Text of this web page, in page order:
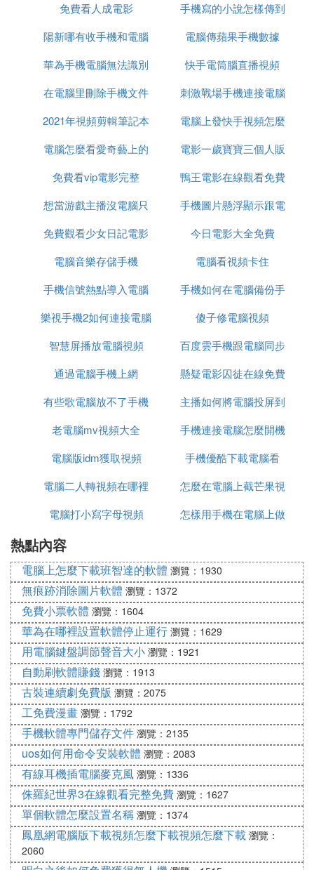
1、wifi熱點共享網路方式
這是最普遍的方式，當然有一個前提，就是需要共享
的wifi熱點，這時手機就好比一台無線路由器，電腦
也好，平板也罷，或者別人的手機，都能通過這個wif
2、USB共享網路方式
這種方式可能程序員知道和使用的要多一些，就是用
USB把手機和電腦連起來，就像通過電腦從手機拷相
然後進入手機的設置界面，一般還是在手機wifi熱點
設置的那個地方，會多出一個USB共享網路的選項，
開啟它，電腦就會立刻識別到一個USB網路設備並自
動創建對應網路，切換到這個網路，電腦此後的網路
流量，走的就是手機網路了。USB網速非常的快，能
如果電腦有藍牙，和手機配好對後，電腦也是可以通
過藍牙連接使用手機網路的，但是速度很慢。料看看
一類的，就不建議了。
注意事項：
1、在商場、賓館、車站等場物戚所，如果接入並螞
指無線網路盡量不要傳遞含有個人隱私、重要數據、
數據業務，也就是常說的流量。
2、慎用未知來源的免費開放無線網路，現在好多不
法人員就是利用這個獲取用戶信息。
3、對於某些公共網路提供的APP慎重下載，以免感
染病毒、木馬等。
以上就是關於台式電腦連接手機熱點方法步驟以及安
全使用無線網路的注意事項介紹，使用USB共享網路
還是比較方便的，因為不一定每個台式電腦都存在著
無線網卡，小夥伴兒們可以安裝上述方法嘗試連接一
下。
『肆』 怎麼讓電腦通過手機上網
有三種方法：
1、若電腦安裝有可以使用的無線網卡，連接手機發
出的熱點，或者連接手機使用的WIFI進行上網；枝碼
2、若手機支持USB共享網路功能，派銷手機用數據
線連接電腦，打開手機的USB共享進行上網；
掉怎麼辦
免費看人成電影
手機寫的小說怎樣傳到
電腦上
陽新哪有收手機和電腦
的
電腦傳蘋果手機數據
華為手機電腦無法識別
快手電筒腦直播視頻
在電腦里刪除手機文件
死機
刺激戰場手機連接電腦
設置
2021年視頻剪輯筆記本
電腦推薦
電腦上發快手視頻怎麼
發
電腦怎麼看愛奇藝上的
視頻
電影一歲寶寶三個人販
免費
免費看vip電影完整
鴨王電影在線觀看免費
想當游戲主播沒電腦只
有一台手機
手機圖片懸浮顯示跟電
腦一樣
免費觀看少女日記電影
今日電影大全免費
電腦音樂存儲手機
電腦看視頻卡住
手機信號熱點導入電腦
手機如何在電腦備份手
機通訊錄備份
樂視手機2如何連接電腦
傻子修電腦視頻
智慧屏播放電腦視頻
百度雲手機跟電腦同步
不了
通過電腦手機上網
懸疑電影囚徒在線免費
觀看
有些歌電腦放不了手機
能放
主播如何將電腦投屏到
手機上的
老電腦mv視頻大全
手機連接電腦怎麼開機
電腦版idm獲取視頻
手機優酷下載電腦看
電腦二人轉視頻在哪裡
下載
怎麼在電腦上截芒果視
頻
電腦打小寫字母視頻
怎樣用手機在電腦上做
熱點內容
電腦上怎麼下載班智達的軟體 瀏覽：1930
無痕跡消除圖片軟體 瀏覽：1372
免費小票軟體 瀏覽：1604
華為在哪裡設置軟體停止運行 瀏覽：1629
用電腦鍵盤調節聲音大小 瀏覽：1921
自動刷軟體賺錢 瀏覽：1913
古裝連續劇免費版 瀏覽：2075
工免費漫畫 瀏覽：1792
手機軟體專門儲存文件 瀏覽：2135
uos如何用命令安裝軟體 瀏覽：2083
有線耳機插電腦麥克風 瀏覽：1336
侏羅紀世界3在線觀看完整免費 瀏覽：1627
單個軟體怎麼設置名稱 瀏覽：1374
鳳凰網電腦版下載視頻怎麼下載視頻怎麼下載 瀏覽：
2060